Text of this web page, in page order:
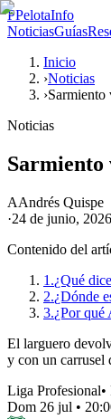
PPelotaInfo
NoticiasGuías
Inicio
›Noticias
›Sarmiento
Noticias
Sarmiento
AAndrés Quispe
·24 de junio, 2026
Contenido del
1.¿Qué
2.¿Dónde
3.¿Por qué
El larguero
y con un carrusel
Liga Profesional•
Dom 26 jul •